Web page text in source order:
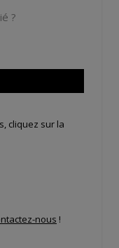
?
cliquez sur la
nous !